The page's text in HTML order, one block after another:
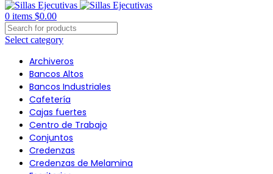
0 items $0.00
Select category
Archiveros
Bancos Altos
Bancos Industriales
Cafetería
Cajas fuertes
Centro de Trabajo
Conjuntos
Credenzas
Credenzas de Melamina
Click to enlarge